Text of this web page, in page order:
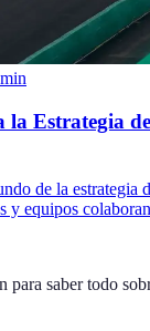
min
la Estrategia
de la estrategia
y equipos
para saber todo